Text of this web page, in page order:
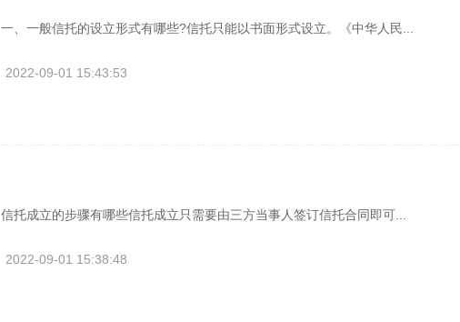
一、一般信托的设立形式有哪些?信托只能以书面形式设立。《中华人民...
2022-09-01 15:43:53
信托成立的步骤有哪些信托成立只需要由三方当事人签订信托合同即可...
2022-09-01 15:38:48